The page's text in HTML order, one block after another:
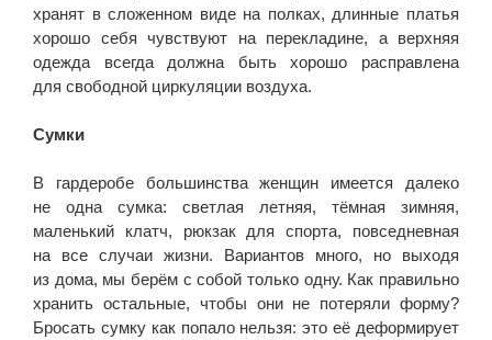
хранят в сложенном виде на полках, длинные платья
хорошо себя чувствуют на перекладине, а верхняя
одежда всегда должна быть хорошо расправлена
для свободной циркуляции воздуха.
Сумки
В гардеробе большинства женщин имеется далеко
не одна сумка: светлая летняя, тёмная зимняя,
маленький клатч, рюкзак для спорта, повседневная
на все случаи жизни. Вариантов много, но выходя
из дома, мы берём с собой только одну. Как правильно
хранить остальные, чтобы они не потеряли форму?
Бросать сумку как попало нельзя: это её деформирует